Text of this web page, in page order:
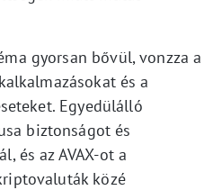
gyorsan bővül, vonzza a
és a
Egyedülálló
biztonságot és
és az AVAX-ot a
közé